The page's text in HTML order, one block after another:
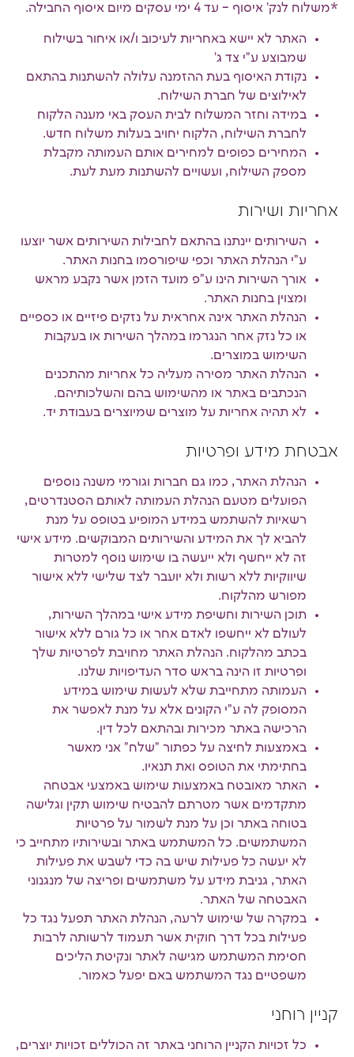
*משלוח לנק' איסוף – עד 4 ימי עסקים מיום איסוף החבילה.
האתר לא יישא באחריות לעיכוב ו/או איחור בשילוח
שמבוצע ע"י צד ג'
נקודת האיסוף בעת ההזמנה עלולה להשתנות בהתאם
לאילוצים של חברת השילוח.
במידה וחזר המשלוח לבית העסק באי מענה הלקוח
לחברת השילוח, הלקוח יחויב בעלות משלוח חדש.
המחירים כפופים למחירים אותם העמותה מקבלת
מספק השילוח, ועשויים להשתנות מעת לעת.
אחריות ושירות
השירותים יינתנו בהתאם לחבילות השירותים אשר יוצעו
ע"י הנהלת האתר וכפי שיפורסמו בחנות האתר.
אורך השירות הינו ע"פ מועד הזמן אשר נקבע מראש
ומצוין בחנות האתר.
הנהלת האתר אינה אחראית על נזקים פיזיים או כספיים
או כל נזק אחר הנגרמו במהלך השירות או בעקבות
השימוש במוצרים.
הנהלת האתר מסירה מעליה כל אחריות מהתכנים
הנכתבים באתר או מהשימוש בהם והשלכותיהם.
לא תהיה אחריות על מוצרים שמיוצרים בעבודת יד.
אבטחת מידע ופרטיות
הנהלת האתר, כמו גם חברות וגורמי משנה נוספים
הפועלים מטעם הנהלת העמותה לאותם הסטנדרטים,
רשאיות להשתמש במידע המופיע בטופס על מנת
להביא לך את המידע והשירותים המבוקשים. מידע אישי
זה לא ייחשף ולא ייעשה בו שימוש נוסף למטרות
שיווקיות ללא רשות ולא יועבר לצד שלישי ללא אישור
מפורש מהלקוח.
תוכן השירות וחשיפת מידע אישי במהלך השירות,
לעולם לא ייחשפו לאדם אחר או כל גורם ללא אישור
בכתב מהלקוח. הנהלת האתר מחויבת לפרטיות שלך
ופרטיות זו הינה בראש סדר העדיפויות שלנו.
העמותה מתחייבת שלא לעשות שימוש במידע
המסופק לה ע"י הקונים אלא על מנת לאפשר את
הרכישה באתר מכירות ובהתאם לכל דין.
באמצעות לחיצה על כפתור "שלח" אני מאשר
בחתימתי את הטופס ואת תנאיו.
האתר מאובטח באמצעות שימוש באמצעי אבטחה
מתקדמים אשר מטרתם להבטיח שימוש תקין וגלישה
בטוחה באתר וכן על מנת לשמור על פרטיות
המשתמשים. כל המשתמש באתר ובשירותיו מתחייב כי
לא יעשה כל פעילות שיש בה כדי לשבש את פעילות
האתר, גניבת מידע על משתמשים ופריצה של מנגנוני
האבטחה של האתר.
במקרה של שימוש לרעה, הנהלת האתר תפעל נגד כל
פעילות בכל דרך חוקית אשר תעמוד לרשותה לרבות
חסימת המשתמש מגישה לאתר ונקיטת הליכים
משפטיים נגד המשתמש באם יפעל כאמור.
קניין רוחני
כל זכויות הקניין הרוחני באתר זה הכוללים זכויות יוצרים,